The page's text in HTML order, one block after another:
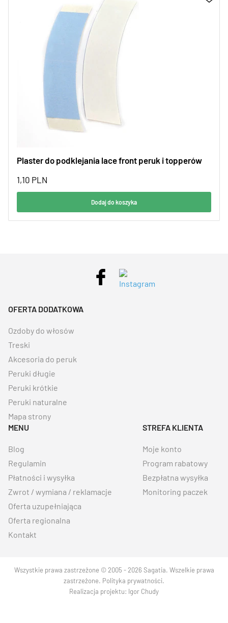
Plaster do podklejania lace front peruk i topperów
1,10 PLN
Dodaj do koszyka
OFERTA DODATKOWA
Ozdoby do włosów
Treski
Akcesoria do peruk
Peruki długie
Peruki krótkie
Peruki naturalne
Mapa strony
MENU
Blog
Regulamin
Płatności i wysyłka
Zwrot / wymiana / reklamacje
Oferta uzupełniająca
Oferta regionalna
Kontakt
STREFA KLIENTA
Moje konto
Program rabatowy
Bezpłatna wysyłka
Monitoring paczek
Wszystkie prawa zastrzeżone © 2005 - 2026 Sagatia. Wszelkie prawa
zastrzeżone. Polityka prywatności.
Realizacja projektu: Igor Chudy